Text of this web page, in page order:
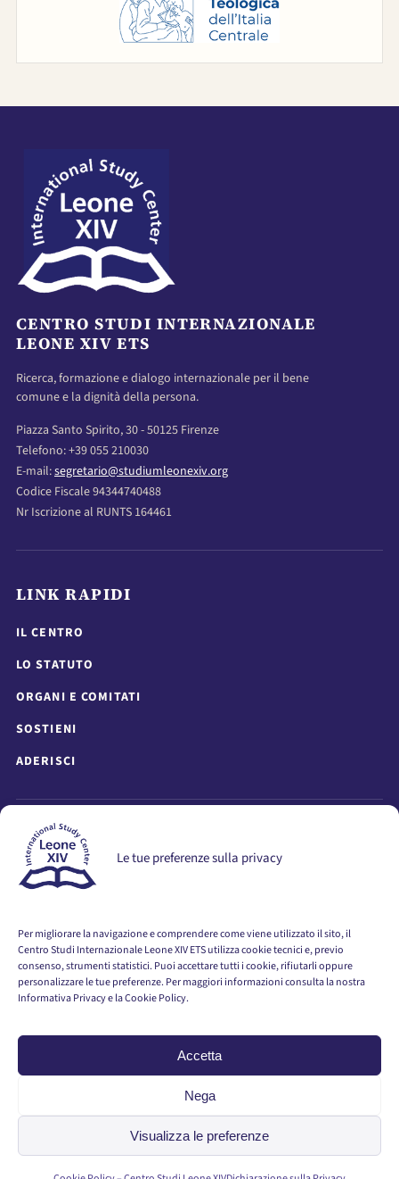
Le tue preferenze sulla privacy
Per migliorare la navigazione e comprendere come viene utilizzato il sito, il
Centro Studi Internazionale Leone XIV ETS utilizza cookie tecnici e, previo
consenso, strumenti statistici. Puoi accettare tutti i cookie, rifiutarli oppure
personalizzare le tue preferenze. Per maggiori informazioni consulta la nostra
Informativa Privacy e la Cookie Policy.
Accetta
Nega
Visualizza le preferenze
CENTRO STUDI INTERNAZIONALE
LEONE XIV ETS
Ricerca, formazione e dialogo internazionale per il bene
comune e la dignità della persona.
Piazza Santo Spirito, 30 - 50125 Firenze
Telefono: +39 055 210030
E-mail:segretario@studiumleonexiv.org
Codice Fiscale 94344740488
Nr Iscrizione al RUNTS 164461
LINK RAPIDI
IL CENTRO
LO STATUTO
ORGANI E COMITATI
SOSTIENI
ADERISCI
RICEVI AGGIORNAMENTI
Resta informato su attivita, eventi, seminari e pubblicazioni.
VAI ALLA PAGINA DI ISCRIZIONE
© 2026 Centro Studi Internazionale Leone XIV ETS · Tutti i